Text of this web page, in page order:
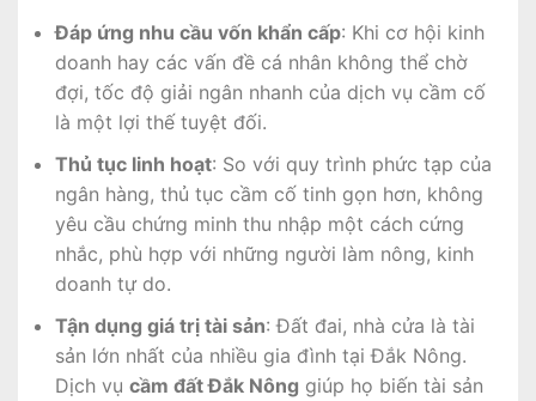
Đáp ứng nhu cầu vốn khẩn cấp: Khi cơ hội kinh
doanh hay các vấn đề cá nhân không thể chờ
đợi, tốc độ giải ngân nhanh của dịch vụ cầm cố
là một lợi thế tuyệt đối.
Thủ tục linh hoạt: So với quy trình phức tạp của
ngân hàng, thủ tục cầm cố tinh gọn hơn, không
yêu cầu chứng minh thu nhập một cách cứng
nhắc, phù hợp với những người làm nông, kinh
doanh tự do.
Tận dụng giá trị tài sản: Đất đai, nhà cửa là tài
sản lớn nhất của nhiều gia đình tại Đắk Nông.
Dịch vụ cầm đất Đắk Nông giúp họ biến tài sản